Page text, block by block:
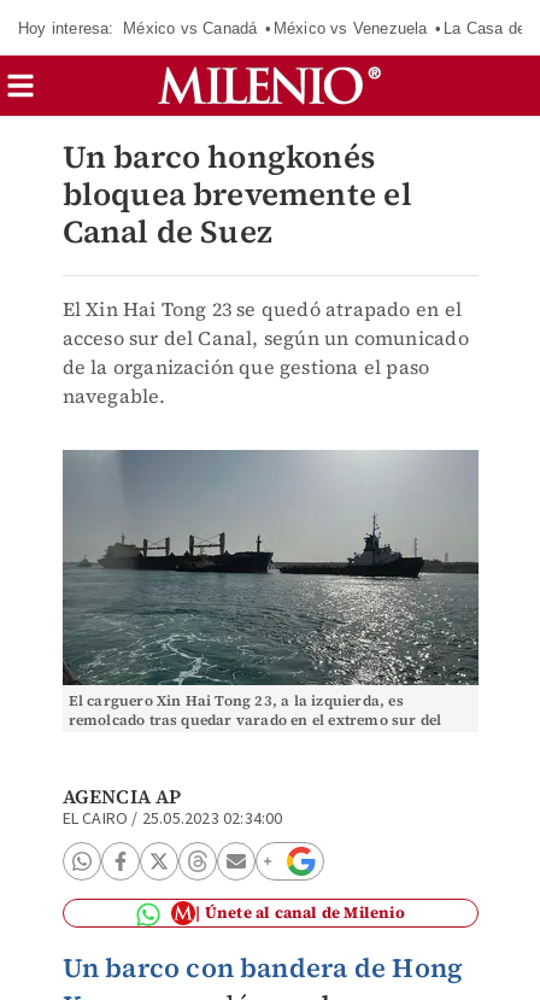
Hoy interesa: México vs Canadá México vs Venezuela La Casa de
Un barco hongkonés
bloquea brevemente el
Canal de Suez
El Xin Hai Tong 23 se quedó atrapado en el
acceso sur del Canal, según un comunicado
de la organización que gestiona el paso
navegable.
El carguero Xin Hai Tong 23, a la izquierda, es
remolcado tras quedar varado en el extremo sur del
AGENCIA AP
EL CAIRO / 25.05.2023 02:34:00
Únete al canal de Milenio
Un barco con bandera de Hong